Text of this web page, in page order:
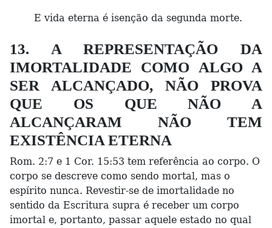
E vida eterna é isenção da segunda morte.
13. A REPRESENTAÇÃO DA
IMORTALIDADE COMO ALGO A
SER ALCANÇADO, NÃO PROVA
QUE OS QUE NÃO A
ALCANÇARAM NÃO TEM
EXISTÊNCIA ETERNA
Rom. 2:7 e 1 Cor. 15:53 tem referência ao corpo. O
corpo se descreve como sendo mortal, mas o
espírito nunca. Revestir-se de imortalidade no
sentido da Escritura supra é receber um corpo
imortal e, portanto, passar aquele estado no qual